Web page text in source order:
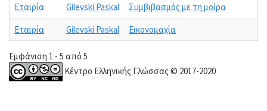
Εταιρία
Gilevski Paskal
Συμβιβασμός με τη μοίρα
Εταιρία
Gilevski Paskal Εικονομαχία
Εμφάνιση 1 - 5 από 5
Κέντρο Ελληνικής Γλώσσας © 2017-2020